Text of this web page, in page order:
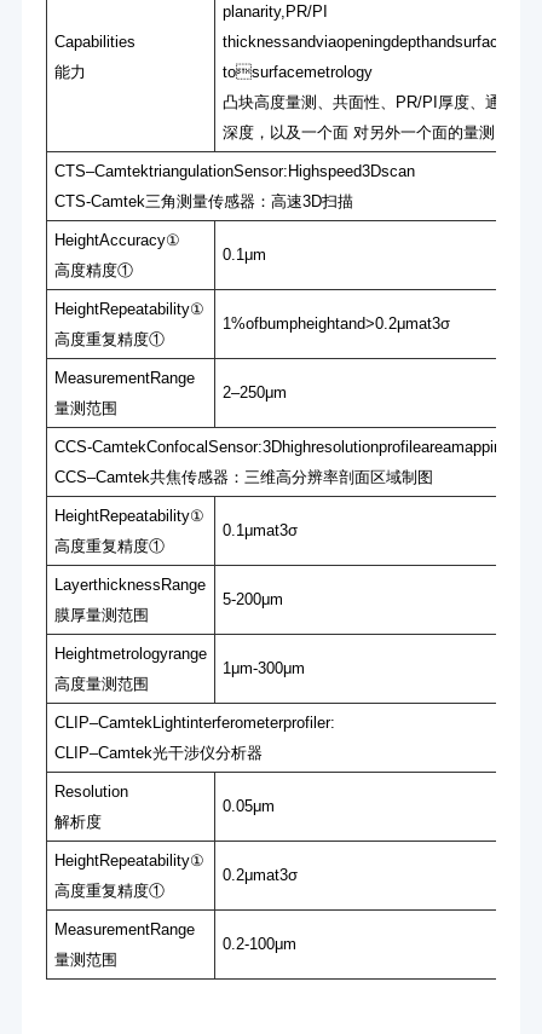
Capabilities
能⼒
planarity,PR/PI
thicknessandviaopeningdepthandsurface-
tosurfacemetrology
凸块⾼度量测、共⾯性、PR/PI厚度、通孔
深度，以及⼀个⾯ 对另外⼀个⾯的量测
CTS‒CamtektriangulationSensor:Highspeed3Dscan
CTS-Camtek三⻆测量传感器：⾼速3D扫描
HeightAccuracy①
⾼度精度①
0.1μm
HeightRepeatability①
⾼度重复精度①
1%ofbumpheightand>0.2μmat3σ
MeasurementRange
量测范围
2‒250μm
CCS-CamtekConfocalSensor:3Dhighresolutionprofileareamapping
CCS‒Camtek共焦传感器：三维⾼分辨率剖⾯区域制图
HeightRepeatability①
⾼度重复精度①
0.1μmat3σ
LayerthicknessRange
膜厚量测范围
5-200μm
Heightmetrologyrange
⾼度量测范围
1μm-300μm
CLIP‒CamtekLightinterferometerprofiler:
CLIP‒Camtek光⼲涉仪分析器
Resolution
解析度
0.05μm
HeightRepeatability①
⾼度重复精度①
0.2μmat3σ
MeasurementRange
量测范围
0.2-100μm